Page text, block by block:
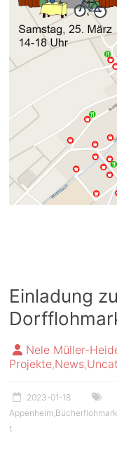
Einladung
Nele Müller-
Projekte,News,
2023-01-18
Appenheim
t